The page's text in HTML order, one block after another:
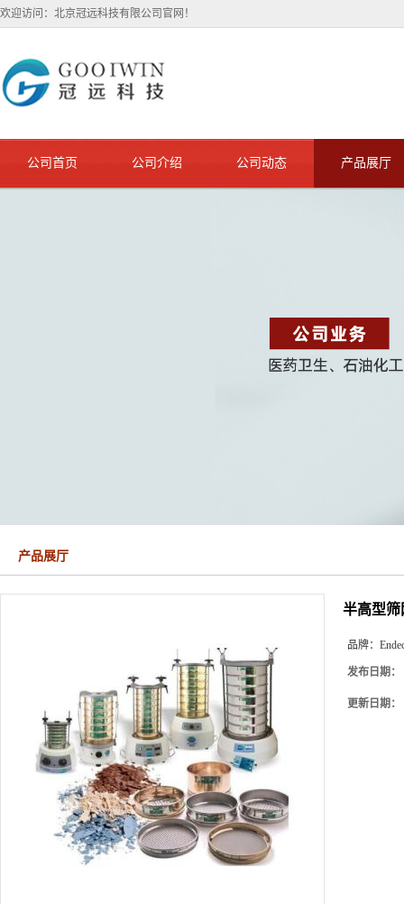
欢迎访问：北京冠远科技有限公司官网！
公司首页 公司介绍 公司动态 产品展厅
产品展厅
半高型筛
品牌：
发布日期：
更新日期：